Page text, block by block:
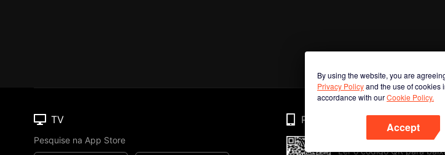
By using the website, you are
Privacy Policyand the use of cookies
accordance with ourCookie Policy.
Accept
TV
Pesquise na App Store
Phone
Ler o código QR para